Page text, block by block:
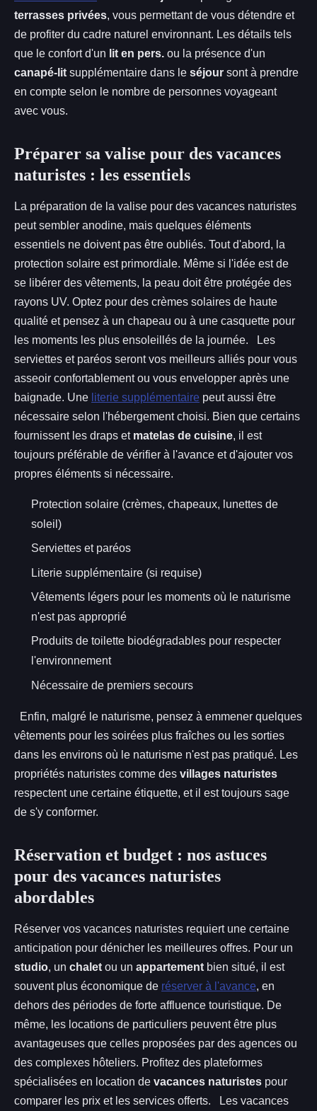
terrasses privées, vous permettant de vous détendre et
de profiter du cadre naturel environnant. Les détails tels
que le confort d'un lit en pers. ou la présence d'un
canapé-lit supplémentaire dans le séjour sont à prendre
en compte selon le nombre de personnes voyageant
avec vous.
Préparer sa valise pour des vacances
naturistes : les essentiels
La préparation de la valise pour des vacances naturistes
peut sembler anodine, mais quelques éléments
essentiels ne doivent pas être oubliés. Tout d'abord, la
protection solaire est primordiale. Même si l'idée est de
se libérer des vêtements, la peau doit être protégée des
rayons UV. Optez pour des crèmes solaires de haute
qualité et pensez à un chapeau ou à une casquette pour
les moments les plus ensoleillés de la journée. Les
serviettes et paréos seront vos meilleurs alliés pour vous
asseoir confortablement ou vous envelopper après une
baignade. Une literie supplémentaire peut aussi être
nécessaire selon l'hébergement choisi. Bien que certains
fournissent les draps et matelas de cuisine, il est
toujours préférable de vérifier à l'avance et d'ajouter vos
propres éléments si nécessaire.
Protection solaire (crèmes, chapeaux, lunettes de
soleil)
Serviettes et paréos
Literie supplémentaire (si requise)
Vêtements légers pour les moments où le naturisme
n'est pas approprié
Produits de toilette biodégradables pour respecter
l'environnement
Nécessaire de premiers secours
Enfin, malgré le naturisme, pensez à emmener quelques
vêtements pour les soirées plus fraîches ou les sorties
dans les environs où le naturisme n'est pas pratiqué. Les
propriétés naturistes comme des villages naturistes
respectent une certaine étiquette, et il est toujours sage
de s'y conformer.
Réservation et budget : nos astuces
pour des vacances naturistes
abordables
Réserver vos vacances naturistes requiert une certaine
anticipation pour dénicher les meilleures offres. Pour un
studio, un chalet ou un appartement bien situé, il est
souvent plus économique de réserver à l'avance, en
dehors des périodes de forte affluence touristique. De
même, les locations de particuliers peuvent être plus
avantageuses que celles proposées par des agences ou
des complexes hôteliers. Profitez des plateformes
spécialisées en location de vacances naturistes pour
comparer les prix et les services offerts. Les vacances